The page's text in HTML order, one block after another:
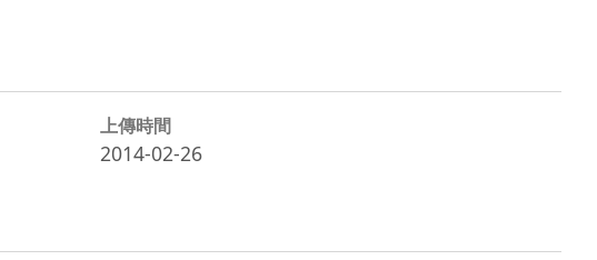
上傳時間
2014-02-26